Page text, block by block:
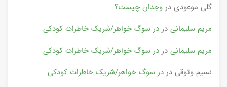
گلی موعودی در وجدان چیست؟
مریم سلیمانی در در سوگ خواهر/شریک خاطرات کودکی
مریم سلیمانی در در سوگ خواهر/شریک خاطرات کودکی
نسیم وثوقی در در سوگ خواهر/شریک خاطرات کودکی